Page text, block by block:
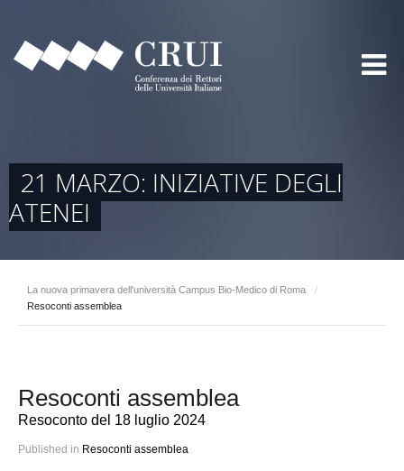
21 MARZO: INIZIATIVE DEGLI
ATENEI
La nuova primavera dell'università Campus Bio-Medico di Roma
/
Resoconti assemblea
Resoconti assemblea
Resoconto del 18 luglio 2024
Published in Resoconti assemblea